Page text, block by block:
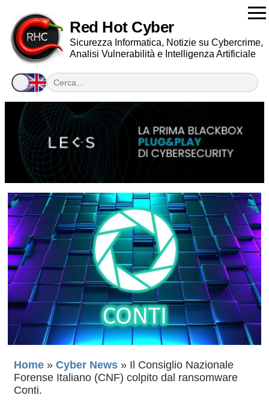
Red Hot Cyber
Sicurezza Informatica, Notizie su Cybercrime,
Analisi Vulnerabilità e Intelligenza Artificiale
Home » Cyber News » Il Consiglio Nazionale
Forense Italiano (CNF) colpito dal ransomware
Conti.